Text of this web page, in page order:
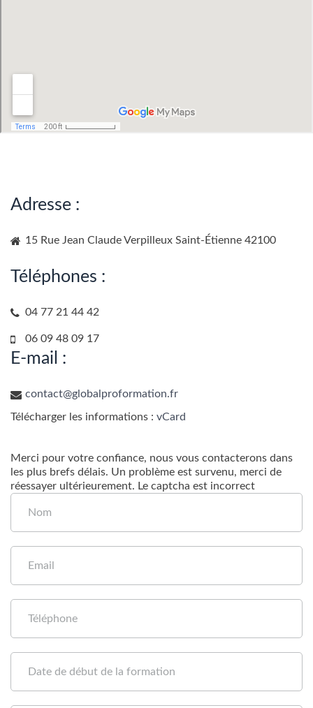
Adresse :
15 Rue Jean Claude Verpilleux Saint-Étienne 42100
Téléphones :
04 77 21 44 42
06 09 48 09 17
E-mail :
contact@globalproformation.fr
Télécharger les informations : vCard
Merci pour votre confiance, nous vous contacterons dans
les plus brefs délais. Un problème est survenu, merci de
réessayer ultérieurement. Le captcha est incorrect